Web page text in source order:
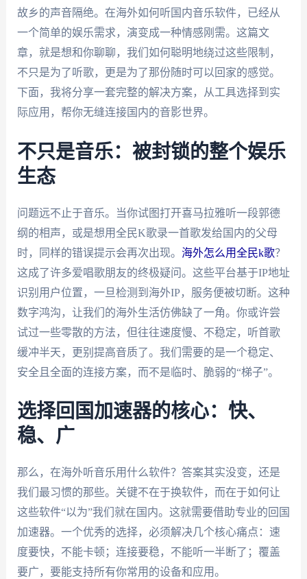
故乡的声音隔绝。在海外如何听国内音乐软件，已经从
一个简单的娱乐需求，演变成一种情感刚需。这篇文
章，就是想和你聊聊，我们如何聪明地绕过这些限制，
不只是为了听歌，更是为了那份随时可以回家的感觉。
下面，我将分享一套完整的解决方案，从工具选择到实
际应用，帮你无缝连接国内的音影世界。
不只是音乐：被封锁的整个娱乐
生态
问题远不止于音乐。当你试图打开喜马拉雅听一段郭德
纲的相声，或是想用全民K歌录一首歌发给国内的父母
时，同样的错误提示会再次出现。 海外怎么用全民k歌？
这成了许多爱唱歌朋友的终极疑问。这些平台基于IP地址
识别用户位置，一旦检测到海外IP，服务便被切断。这种
数字鸿沟，让我们的海外生活仿佛缺了一角。你或许尝
试过一些零散的方法，但往往速度慢、不稳定，听首歌
缓冲半天，更别提高音质了。我们需要的是一个稳定、
安全且全面的连接方案，而不是临时、脆弱的“梯子”。
选择回国加速器的核心：快、
稳、广
那么，在海外听音乐用什么软件？答案其实没变，还是
我们最习惯的那些。关键不在于换软件，而在于如何让
这些软件“以为”我们就在国内。这就需要借助专业的回国
加速器。一个优秀的选择，必须解决几个核心痛点：速
度要快，不能卡顿；连接要稳，不能听一半断了；覆盖
要广，要能支持所有你常用的设备和应用。